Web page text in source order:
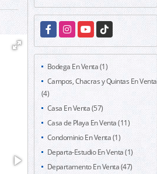
FacebookInstagramYouTubeTikTok
Bodega En Venta (1)
Campos, Chacras y Quintas En Venta
(4)
Casa En Venta (57)
Casa de Playa En Venta (11)
Condominio En Venta (1)
Departa-Estudio En Venta (1)
Departamento En Venta (47)